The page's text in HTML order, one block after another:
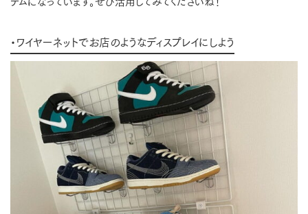
・ワイヤーネットでお店のようなディスプレイにしよう